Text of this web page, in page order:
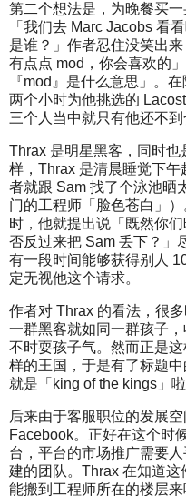
第二个想法是，为晚餐买
「我们去 Marc Jacobs 看
是谁？」作者忍住没笑出
有点点 mod，你会喜欢的
『mod』是什么意思」。
两个小时为他挑选的
三个人当中就只有他还不到
Thrax 是明星黑客，同时
样，Thrax 是清晨睡觉下
者就跟 Sam 找了个泳池晒
门的工程师「脸色苍白」
时，他就提出说「既然你
否反过来把 Sam 丢下？」
有一段时间能够获得别人
定无视他这个请求。
作者对 Thrax 的看法，很
一群黑客就如同一群孩子
不时耍孩子气。然而正是
样的王国，于是有了标题
就是「king of the kings」啦
后来由于客服职位的发展
Facebook。正好在这个时
台，平台的市场推广需要
建的团队。Thrax 在知道
能搬到工程师所在的楼层